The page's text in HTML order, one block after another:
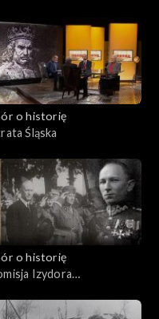
o historię
Śląska
o historię
Izydora